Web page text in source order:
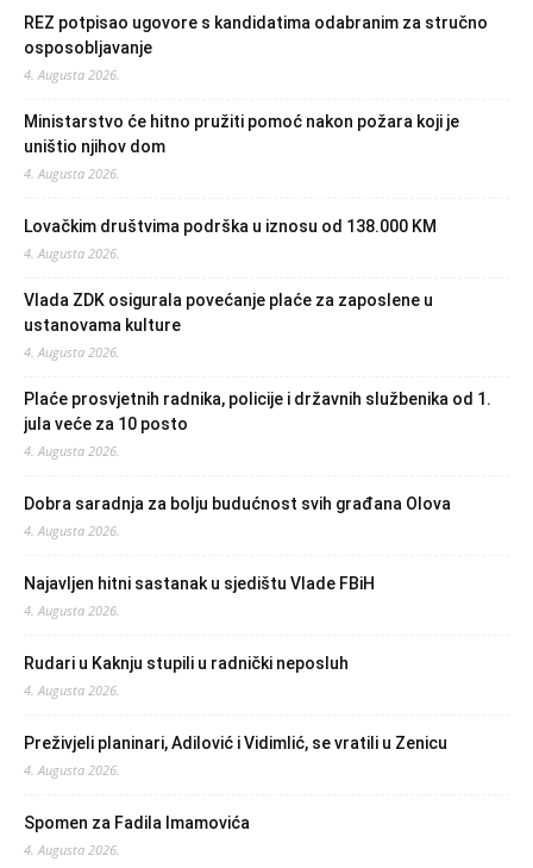
REZ potpisao ugovore s kandidatima odabranim za stručno
osposobljavanje
4. Augusta 2026.
Ministarstvo će hitno pružiti pomoć nakon požara koji je
uništio njihov dom
4. Augusta 2026.
Lovačkim društvima podrška u iznosu od 138.000 KM
4. Augusta 2026.
Vlada ZDK osigurala povećanje plaće za zaposlene u
ustanovama kulture
4. Augusta 2026.
Plaće prosvjetnih radnika, policije i državnih službenika od 1.
jula veće za 10 posto
4. Augusta 2026.
Dobra saradnja za bolju budućnost svih građana Olova
4. Augusta 2026.
Najavljen hitni sastanak u sjedištu Vlade FBiH
4. Augusta 2026.
Rudari u Kaknju stupili u radnički neposluh
4. Augusta 2026.
Preživjeli planinari, Adilović i Vidimlić, se vratili u Zenicu
4. Augusta 2026.
Spomen za Fadila Imamovića
4. Augusta 2026.